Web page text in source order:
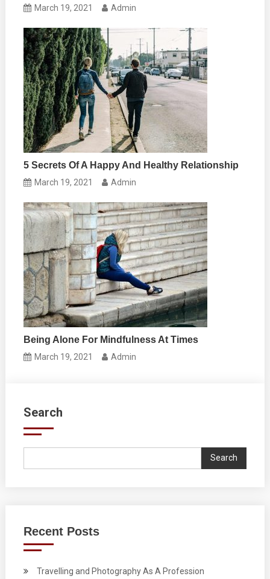
March 19, 2021 Admin
5 Secrets Of A Happy And Healthy Relationship
March 19, 2021 Admin
Being Alone For Mindfulness At Times
March 19, 2021 Admin
Search
Search
Recent Posts
Travelling and Photography As A Profession